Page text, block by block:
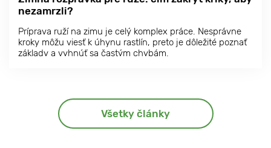
nezamrzli?
Príprava ruží na zimu je celý komplex práce. Nesprávne
kroky môžu viesť k úhynu rastlín, preto je dôležité poznať
základy a vyhnúť sa častým chybám.
Všetky články